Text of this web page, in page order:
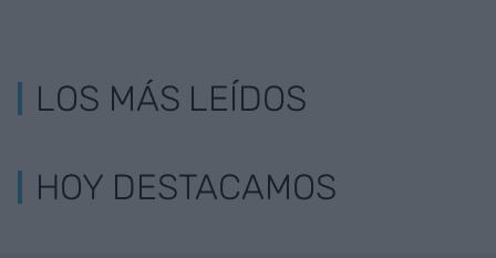
LOS MÁS LEÍDOS
HOY DESTACAMOS